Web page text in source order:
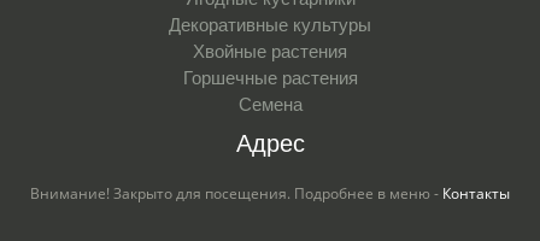
Декоративные культуры
Хвойные растения
Горшечные растения
Семена
Адрес
Внимание! Закрыто для посещения. Подробнее в меню - Контакты